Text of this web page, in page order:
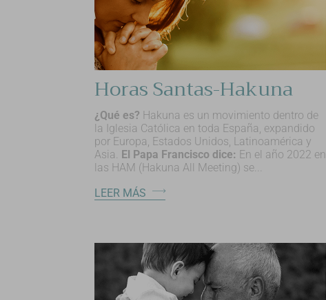
Horas Santas-Hakuna
¿Qué es? Hakuna es un movimiento dentro de
la Iglesia Católica en toda España, expandido
por Europa, Estados Unidos, Latinoamérica y
Asia. El Papa Francisco dice: En el año 2022 en
las HAM (Hakuna All Meeting) se...
LEER MÁS